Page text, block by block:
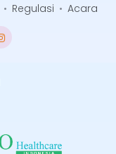
• Regulasi • Acara